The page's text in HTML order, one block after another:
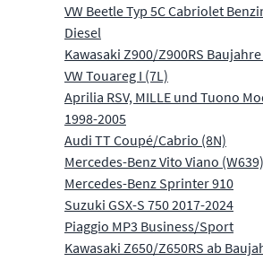
VW Beetle Typ 5C Cabriolet
Diesel
Kawasaki Z900/Z900RS
VW Touareg I (7L)
Aprilia RSV, MILLE und Tuono
1998-2005
Audi TT Coupé/Cabrio (8N)
Mercedes-Benz Vito Viano (W639)
Mercedes-Benz Sprinter 910
Suzuki GSX-S 750 2017-2024
Piaggio MP3 Business/Sport
Kawasaki Z650/Z650RS ab